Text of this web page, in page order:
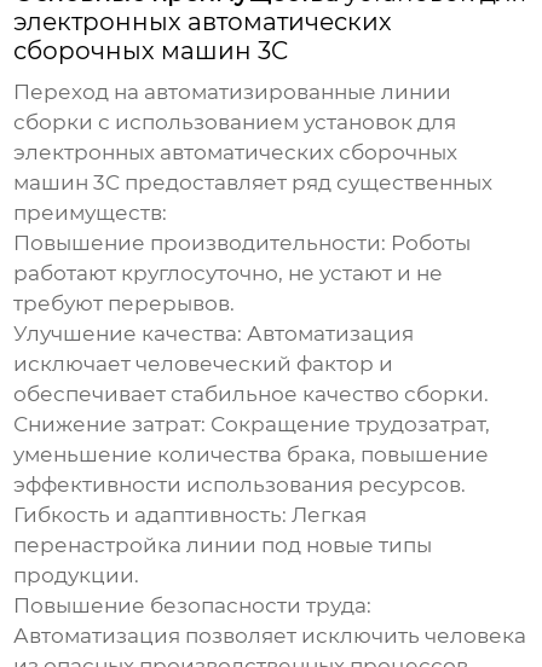
электронных автоматических
сборочных машин 3C
Переход на автоматизированные линии
сборки с использованиемустановок для
электронных автоматических сборочных
машин 3C предоставляет ряд существенных
преимуществ:
Повышение производительности: Роботы
работают круглосуточно, не устают и не
требуют перерывов.
Улучшение качества: Автоматизация
исключает человеческий фактор и
обеспечивает стабильное качество сборки.
Снижение затрат: Сокращение трудозатрат,
уменьшение количества брака, повышение
эффективности использования ресурсов.
Гибкость и адаптивность: Легкая
перенастройка линии под новые типы
продукции.
Повышение безопасности труда:
Автоматизация позволяет исключить человека